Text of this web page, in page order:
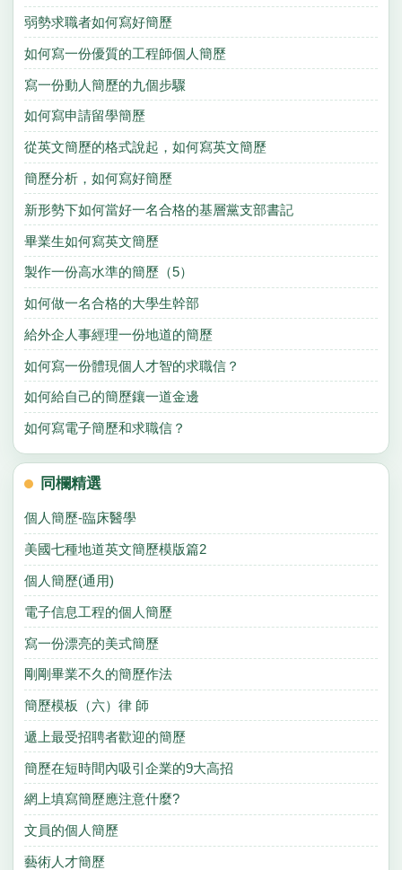
弱勢求職者如何寫好簡歷
如何寫一份優質的工程師個人簡歷
寫一份動人簡歷的九個步驟
如何寫申請留學簡歷
從英文簡歷的格式說起，如何寫英文簡歷
簡歷分析，如何寫好簡歷
新形勢下如何當好一名合格的基層黨支部書記
畢業生如何寫英文簡歷
製作一份高水準的簡歷（5）
如何做一名合格的大學生幹部
給外企人事經理一份地道的簡歷
如何寫一份體現個人才智的求職信？
如何給自己的簡歷鑲一道金邊
如何寫電子簡歷和求職信？
同欄精選
個人簡歷-臨床醫學
美國七種地道英文簡歷模版篇2
個人簡歷(通用)
電子信息工程的個人簡歷
寫一份漂亮的美式簡歷
剛剛畢業不久的簡歷作法
簡歷模板（六）律 師
遞上最受招聘者歡迎的簡歷
簡歷在短時間內吸引企業的9大高招
網上填寫簡歷應注意什麼?
文員的個人簡歷
藝術人才簡歷